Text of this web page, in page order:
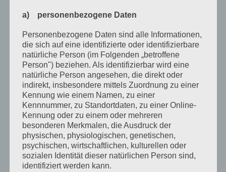
Oktober 2023
September 2023
Juli 2023
Juni 2023
Mai 2023
April 2023
März 2023
Februar 2023
Dezember 2022
a) personenbezogene Daten
Personenbezogene Daten sind alle Informationen,
die sich auf eine identifizierte oder identifizierbare
natürliche Person (im Folgenden „betroffene
Person") beziehen. Als identifizierbar wird eine
natürliche Person angesehen, die direkt oder
indirekt, insbesondere mittels Zuordnung zu einer
Kennung wie einem Namen, zu einer
Kennnummer, zu Standortdaten, zu einer Online-
Kennung oder zu einem oder mehreren
besonderen Merkmalen, die Ausdruck der
physischen, physiologischen, genetischen,
psychischen, wirtschaftlichen, kulturellen oder
sozialen Identität dieser natürlichen Person sind,
identifiziert werden kann.